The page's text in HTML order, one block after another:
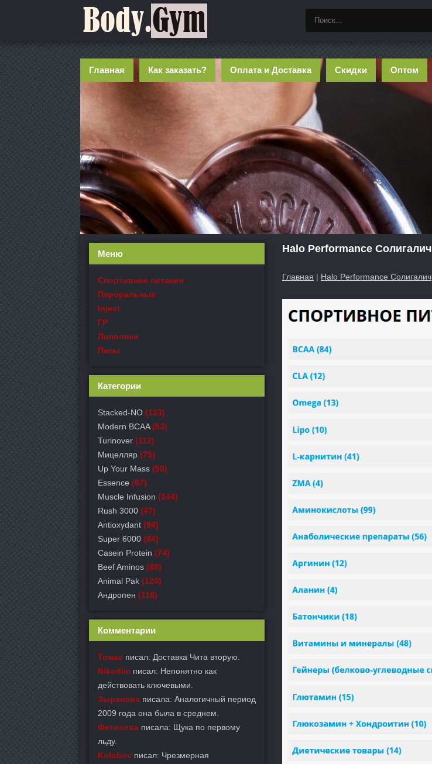
Главная Как заказать? Оплата и Доставка Скидки Оптом
Halo Performance Солигалич
Главная | Halo Performance Солигалич
Меню
Спортивное питание
Пероральные
Inject
ГР
Липолики
Пепы
Категории
Stacked-NO (133)
Modern BCAA (53)
Turinover (112)
Мицелляр (75)
Up Your Mass (50)
Essence (67)
Muscle Infusion (144)
Rush 3000 (47)
Antioxydant (94)
Super 6000 (84)
Casein Protein (74)
Beef Aminos (88)
Animal Pak (120)
Андропен (118)
Комментарии
Томас писал: Доставка Чита вторую.
Nikodim писал: Непонятно как
действовать ключевыми.
Зырянова писала: Аналогичный период
2009 года она была в среднем.
Фетисова писала: Щука по первому
льду.
Kolobov писал: Чрезмерная